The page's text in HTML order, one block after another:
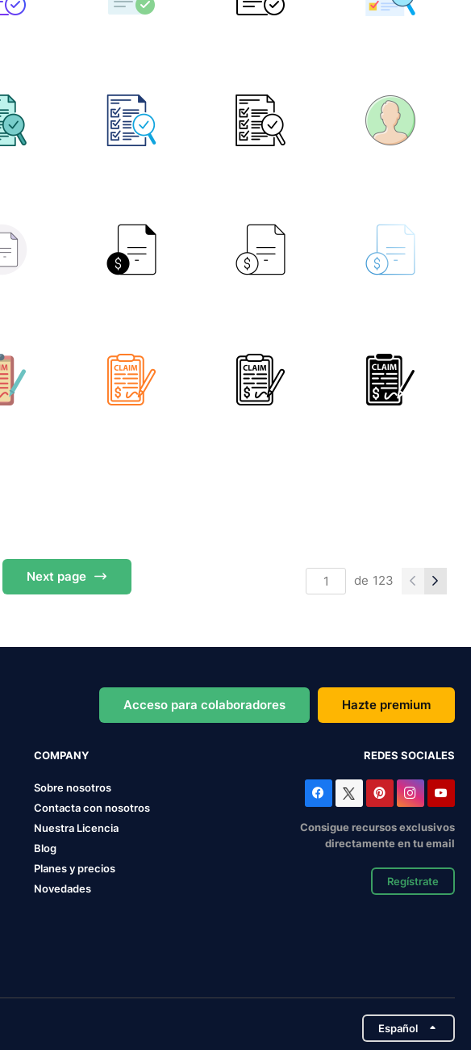
Next page de 123
Acceso para colaboradores Hazte premium
COMPANY
Sobre nosotros
Contacta con nosotros
Nuestra Licencia
Blog
Planes y precios
Novedades
REDES SOCIALES
Consigue recursos exclusivos
directamente en tu email
Regístrate
Español